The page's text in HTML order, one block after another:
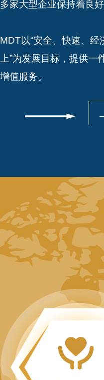
多家大型企业保持着良好
MDT以“安全、快速、经
上”为发展目标，提供
增值服务。